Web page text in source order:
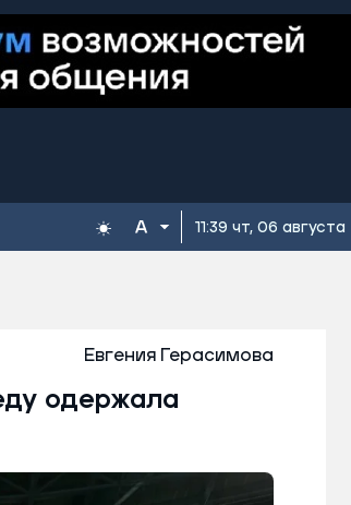
11:39 чт, 06 августа
Евгения Герасимова
одержала